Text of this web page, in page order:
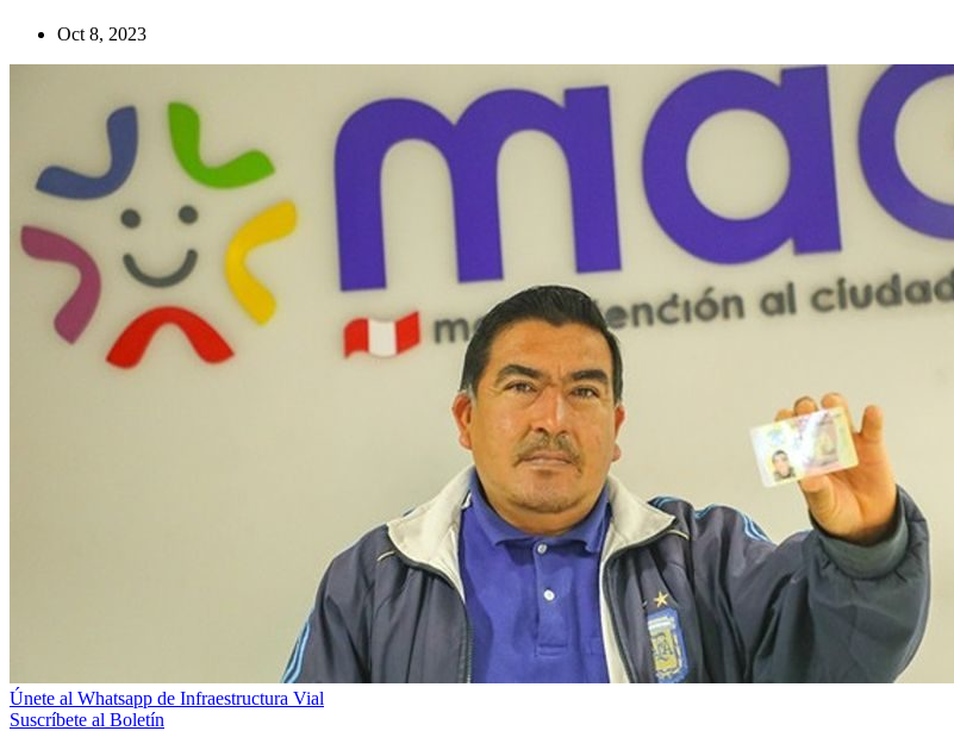
Oct 8, 2023
Únete al Whatsapp de Infraestructura Vial
Suscríbete al Boletín